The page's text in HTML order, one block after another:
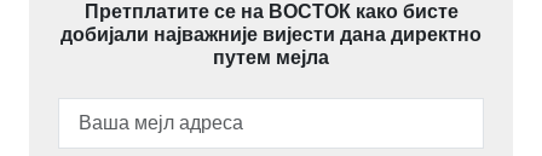
Претплатите се на ВОСТОК како бисте
добијали најважније вијести дана директно
путем мејла